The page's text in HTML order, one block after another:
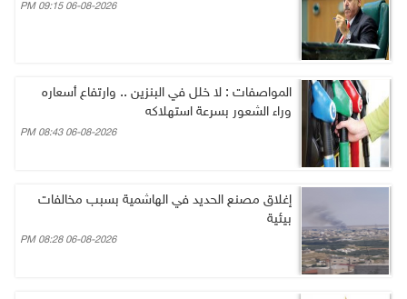
06-08-2026 09:15 PM
المواصفات : لا خلل في البنزين .. وارتفاع أسعاره
وراء الشعور بسرعة استهلاكه
06-08-2026 08:43 PM
إغلاق مصنع الحديد في الهاشمية بسبب مخالفات
بيئية
06-08-2026 08:28 PM